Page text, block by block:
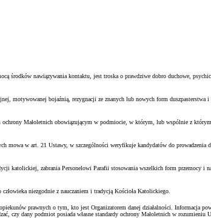
nawiązywania kontaktu, jest troska o prawdziwe dobro duchowe,
motywowanej bojaźnią, rezygnacji ze znanych lub nowych form
Małoletnich obowiązującym w podmiocie, w którym, lub wspólnie z
w art. 21 Ustawy, w szczególności weryfikuje kandydatów do prowadzenia
zabrania Personelowi Parafii stosowania wszelkich form przemocy i
niezgodnie z nauczaniem i tradycją Kościoła Katolickiego.
prawnych o tym, kto jest Organizatorem danej działalności. Informacja
czy dany podmiot posiada własne standardy ochrony Małoletnich w